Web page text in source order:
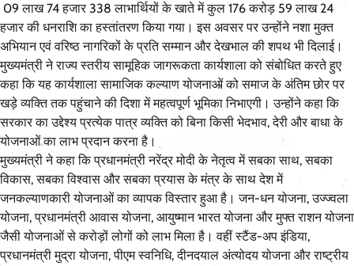
09 लाख 74 हजार 338 लाभार्थियों के खाते में कुल 176 करोड़ 59 लाख 24
हजार की धनराशि का हस्तांतरण किया गया। इस अवसर पर उन्होंने नशा मुक्त
अभियान एवं वरिष्ठ नागरिकों के प्रति सम्मान और देखभाल की शपथ भी दिलाई।
मुख्यमंत्री ने राज्य स्तरीय सामूहिक जागरूकता कार्यशाला को संबोधित करते हुए
कहा कि यह कार्यशाला सामाजिक कल्याण योजनाओं को समाज के अंतिम छोर पर
खड़े व्यक्ति तक पहुंचाने की दिशा में महत्वपूर्ण भूमिका निभाएगी। उन्होंने कहा कि
सरकार का उद्देश्य प्रत्येक पात्र व्यक्ति को बिना किसी भेदभाव, देरी और बाधा के
योजनाओं का लाभ प्रदान करना है।
मुख्यमंत्री ने कहा कि प्रधानमंत्री नरेंद्र मोदी के नेतृत्व में सबका साथ, सबका
विकास, सबका विश्वास और सबका प्रयास के मंत्र के साथ देश में
जनकल्याणकारी योजनाओं का व्यापक विस्तार हुआ है। जन-धन योजना, उज्ज्वला
योजना, प्रधानमंत्री आवास योजना, आयुष्मान भारत योजना और मुफ्त राशन योजना
जैसी योजनाओं से करोड़ों लोगों को लाभ मिला है। वहीं स्टैंड-अप इंडिया,
प्रधानमंत्री मुद्रा योजना, पीएम स्वनिधि, दीनदयाल अंत्योदय योजना और राष्ट्रीय